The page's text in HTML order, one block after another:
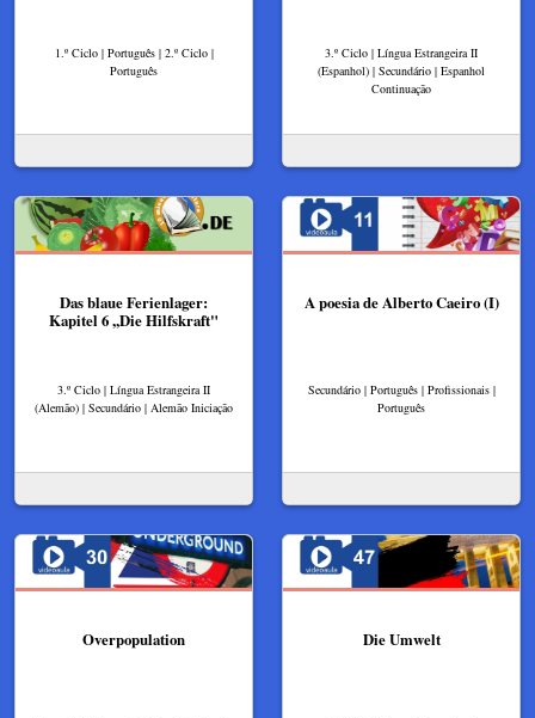
1.º Ciclo | Português | 2.º Ciclo |
Português
3.º Ciclo | Língua Estrangeira II
(Espanhol) | Secundário | Espanhol
Continuação
Das blaue Ferienlager:
Kapitel 6 ,,Die Hilfskraft"
3.º Ciclo | Língua Estrangeira II
(Alemão) | Secundário | Alemão Iniciação
A poesia de Alberto Caeiro (I)
Secundário | Português | Profissionais |
Português
Overpopulation Die Umwelt